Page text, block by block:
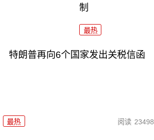
制
最热
特朗普再向6个国家发出关税信函
最热 阅读 23498